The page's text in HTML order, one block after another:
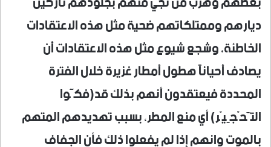
ديارهم وممتلكاتهم ضحية مثل هذه الاعتقادات
الخاطئة، وشجع شيوع مثل هذه الاعتقادات أن
يصادف أحياناً هطول أمطار غزيرة خلال الفترة
المحددة فيعتقدون أنهم بذلك قد(فكَّوا
التَّحْجِيْر) أي منع المطر، بسبب تهديدهم المتهم
بالموت وانهم إذا لم يفعلوا ذلك فأن الجفاف